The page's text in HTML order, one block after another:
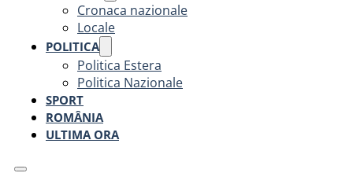
Cronaca nazionale
Locale
POLITICA
Politica Estera
Politica Nazionale
SPORT
ROMÂNIA
ULTIMA ORA